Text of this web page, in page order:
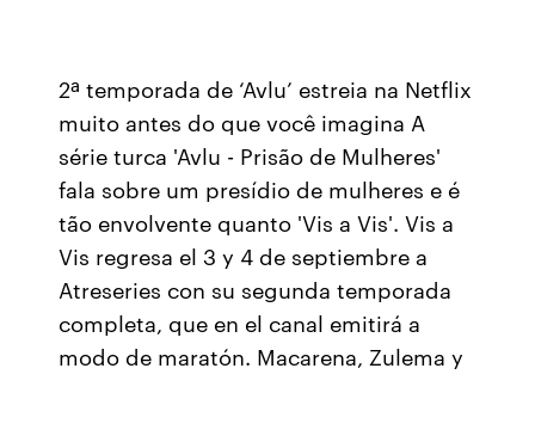
2ª temporada de ‘Avlu’ estreia na Netflix
muito antes do que você imagina A
série turca 'Avlu - Prisão de Mulheres'
fala sobre um presídio de mulheres e é
tão envolvente quanto 'Vis a Vis'. Vis a
Vis regresa el 3 y 4 de septiembre a
Atreseries con su segunda temporada
completa, que en el canal emitirá a
modo de maratón. Macarena, Zulema y